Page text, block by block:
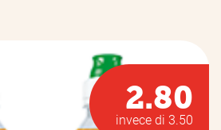
2.80
invece di 3.50